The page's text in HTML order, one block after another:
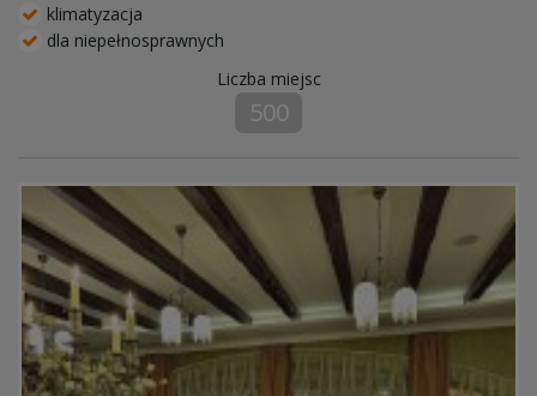
klimatyzacja
dla niepełnosprawnych
Liczba miejsc
500